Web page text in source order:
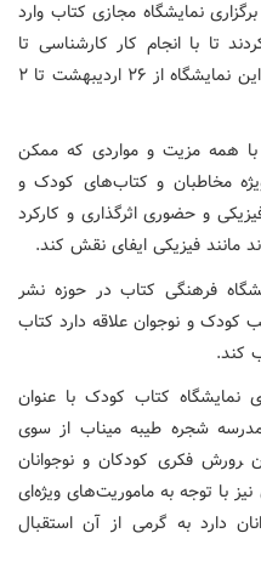
نمایشگاه مجازی کتاب وارد
تا با انجام کار کارشناسی تا
حدودی موانع این بخش را رفع کنند و این نمایشگاه از ۲۶ اردیبهشت تا ۲
با همه مزیت و مواردی که ممکن
مخاطبان و کتاب‌های کودک و
و حضوری اثرگذاری و کارکرد
مانند فیزیکی ایفای نقش کند.
فرهنگی کتاب در حوزه نشر
کودک و نوجوان علاقه دارد کتاب
کند.
نمایشگاه کتاب کودک با عنوان
مدرسه شجره طیبه میناب از سوی
‍رورش فکری کودکان و نوجوانان
با توجه به ماموریت‌های ویژه‌ای
دارد به گرمی از آن استقبال